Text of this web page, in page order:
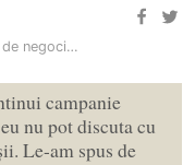
Igor Grosu susține că este nevoie de negocieri și delimitări clare în…
campanie
nu pot discuta cu
Le-am spus de